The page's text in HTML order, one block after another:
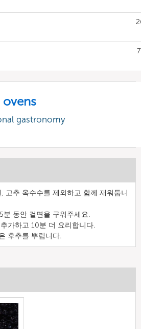
gastronomy
고추 옥수수를 제외하고 함께 재워둡니
동안 겉면을 구워주세요.
가하고 10분 더 요리합니다.
후추를 뿌립니다.